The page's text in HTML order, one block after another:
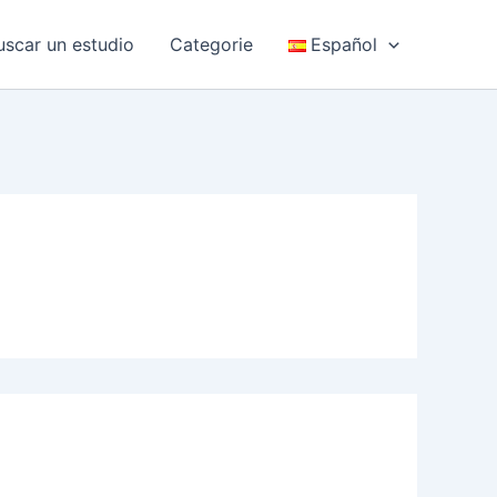
un estudio Categorie Español